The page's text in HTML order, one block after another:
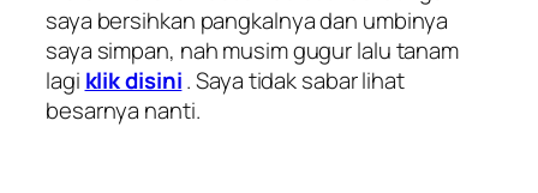
saya bersihkan pangkalnya dan umbinya
saya simpan, nah musim gugur lalu tanam
lagi klik disini. Saya tidak sabar lihat
besarnya nanti.